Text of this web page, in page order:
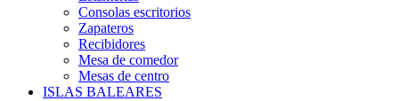
Consolas escritorios
Zapateros
Recibidores
Mesa de comedor
Mesas de centro
ISLAS BALEARES